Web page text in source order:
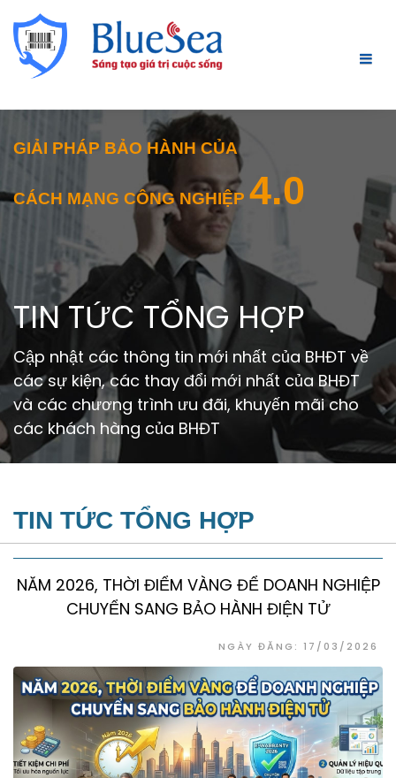
GIẢI PHÁP BẢO HÀNH CỦA
CÁCH MẠNG CÔNG NGHIỆP 4.0
TIN TỨC TỔNG HỢP
Cập nhật các thông tin mới nhất của BHĐT về
các sự kiện, các thay đổi mới nhất của BHĐT
và các chương trình ưu đãi, khuyến mãi cho
các khách hàng của BHĐT
TIN TỨC TỔNG HỢP
NĂM 2026, THỜI ĐIỂM VÀNG ĐỂ DOANH NGHIỆP
CHUYỂN SANG BẢO HÀNH ĐIỆN TỬ
NGÀY ĐĂNG: 17/03/2026